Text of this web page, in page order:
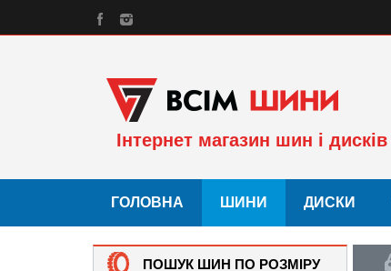
Інтернет магазин шин і дисків
ГОЛОВНА ШИНИ ДИСКИ
ПОШУК ШИН ПО РОЗМІРУ